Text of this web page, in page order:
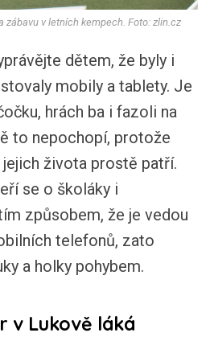
zábavu v letních kempech. Foto: zlin.cz
dětem, že byly i
mobily a tablety. Je
hrách ba i fazoli na
to nepochopí, protože
života prostě patří.
se o školáky i
způsobem, že je vedou
telefonů, zato
a holky pohybem.
v Lukově láká